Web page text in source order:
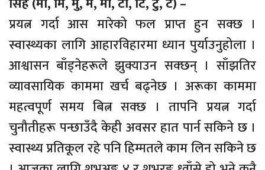
प्रयत्न गर्दा आस मारेको फल प्राप्त हुन सक्छ ।
स्वास्थ्यका लागि आहारविहारमा ध्यान पुर्याउनुहोला ।
आश्वासन बाँड्नेहरूले झुक्याउन सक्छन् । साँझतिर
व्यावसायिक काममा खर्च बढ्नेछ । अरूका काममा
महत्वपूर्ण समय बित्न सक्छ । तापनि प्रयत्न गर्दा
चुनौतीहरू पन्छाउँदै केही अवसर हात पार्न सकिने छ ।
स्वास्थ्य प्रतिकूल रहे पनि हिम्मतले काम लिन सकिने छ